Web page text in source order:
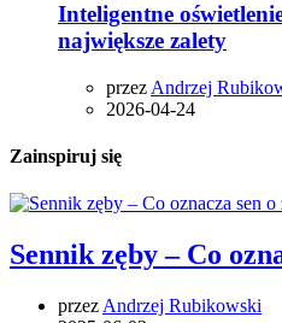
Inteligentne
największe zalety
przez Andrzej
2026-04-24
Zainspiruj się
Sennik zęby – Co
przez Andrzej Rubikowski